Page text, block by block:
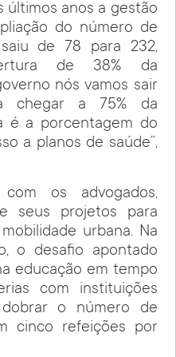
últimos anos a gestão
do número de
de 78 para 232,
de 38% da
nós vamos sair
chegar a 75% da
é a porcentagem do
a planos de saúde”,
os advogados,
seus projetos para
urbana. Na
o desafio apontado
educação em tempo
com instituições
o número de
cinco refeições por